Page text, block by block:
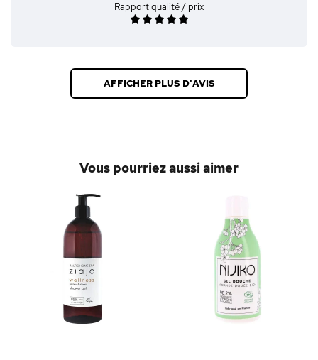
Rapport qualité / prix
AFFICHER PLUS D'AVIS
Vous pourriez aussi aimer